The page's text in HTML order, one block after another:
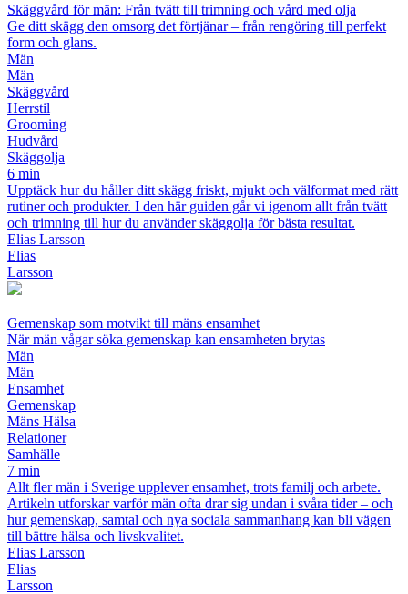
Skäggvård för män: Från tvätt till trimning och vård med olja
Ge ditt skägg den omsorg det förtjänar – från rengöring till perfekt
form och glans.
Män
Män
Skäggvård
Herrstil
Grooming
Hudvård
Skäggolja
6 min
Upptäck hur du håller ditt skägg friskt, mjukt och välformat med rätt
rutiner och produkter. I den här guiden går vi igenom allt från tvätt
och trimning till hur du använder skäggolja för bästa resultat.
Elias Larsson
Elias
Larsson
Gemenskap som motvikt till mäns ensamhet
När män vågar söka gemenskap kan ensamheten brytas
Män
Män
Ensamhet
Gemenskap
Mäns Hälsa
Relationer
Samhälle
7 min
Allt fler män i Sverige upplever ensamhet, trots familj och arbete.
Artikeln utforskar varför män ofta drar sig undan i svåra tider – och
hur gemenskap, samtal och nya sociala sammanhang kan bli vägen
till bättre hälsa och livskvalitet.
Elias Larsson
Elias
Larsson